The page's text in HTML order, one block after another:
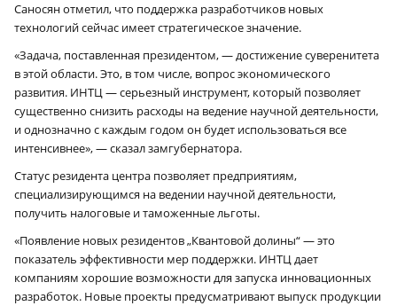
Саносян отметил, что поддержка разработчиков новых
технологий сейчас имеет стратегическое значение.
«Задача, поставленная президентом, — достижение суверенитета
в этой области. Это, в том числе, вопрос экономического
развития. ИНТЦ — серьезный инструмент, который позволяет
существенно снизить расходы на ведение научной деятельности,
и однозначно с каждым годом он будет использоваться все
интенсивнее», — сказал замгубернатора.
Статус резидента центра позволяет предприятиям,
специализирующимся на ведении научной деятельности,
получить налоговые и таможенные льготы.
«Появление новых резидентов „Квантовой долины“ — это
показатель эффективности мер поддержки. ИНТЦ дает
компаниям хорошие возможности для запуска инновационных
разработок. Новые проекты предусматривают выпуск продукции